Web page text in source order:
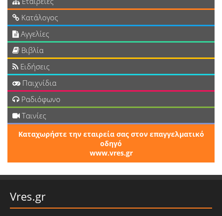
Κατάλογος
Αγγελίες
Βιβλία
Ειδήσεις
Παιχνίδια
Ραδιόφωνο
Ταινίες
Καταχωρήστε την εταιρεία σας στον επαγγελματικό
οδηγό
www.vres.gr
Vres.gr